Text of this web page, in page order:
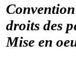
droits des
Mise en